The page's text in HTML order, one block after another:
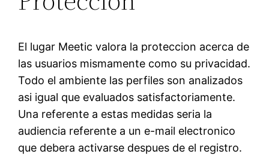
El lugar Meetic valora la proteccion acerca de
las usuarios mismamente como su privacidad.
Todo el ambiente las perfiles son analizados
asi igual que evaluados satisfactoriamente.
Una referente a estas medidas seria la
audiencia referente a un e-mail electronico
que debera activarse despues de el registro.